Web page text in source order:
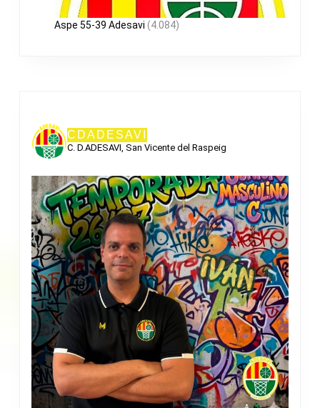
Aspe 55-39 Adesavi (4.084)
CDADESAVI
C. D.ADESAVI, San Vicente del Raspeig